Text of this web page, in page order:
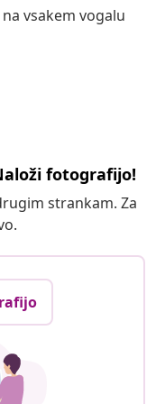
vsakem vogalu
fotografijo!
strankam. Za